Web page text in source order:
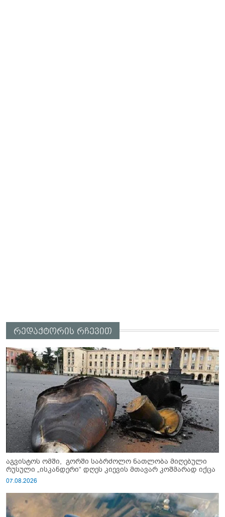
რედაქტორის რჩევით
აგვისტოს ომში, გორში საბრძოლო ნათლობა მიღებული
რუსული „ისკანდერი“ დღეს კიევის მთავარ კოშმარად იქცა
07.08.2026